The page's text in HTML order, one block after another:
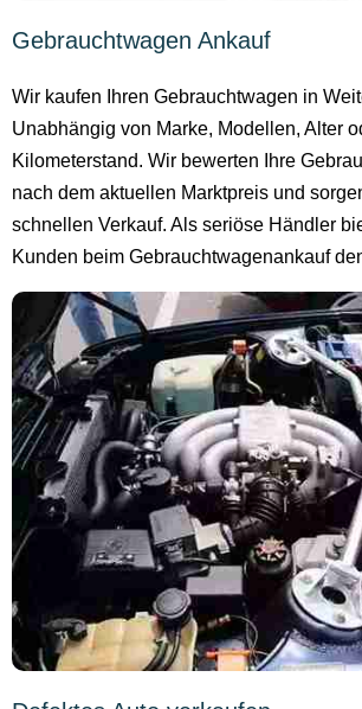
Gebrauchtwagen Ankauf
Wir kaufen Ihren Gebrauchtwagen in
Unabhängig von Marke, Modellen, Alter
Kilometerstand. Wir bewerten Ihre
nach dem aktuellen Marktpreis und
schnellen Verkauf. Als seriöse Händler
Kunden beim Gebrauchtwagenankauf